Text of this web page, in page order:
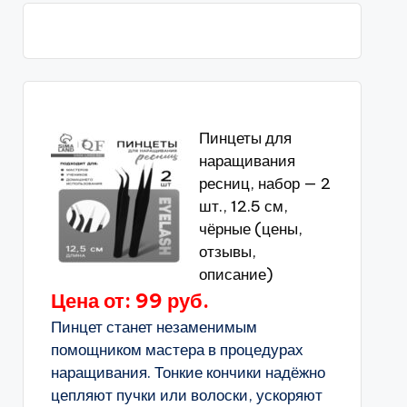
Пинцеты для
наращивания
ресниц, набор — 2
шт., 12.5 см,
чёрные (цены,
отзывы,
описание)
Цена от: 99 руб.
Пинцет станет незаменимым
помощником мастера в процедурах
наращивания. Тонкие кончики надёжно
цепляют пучки или волоски, ускоряют